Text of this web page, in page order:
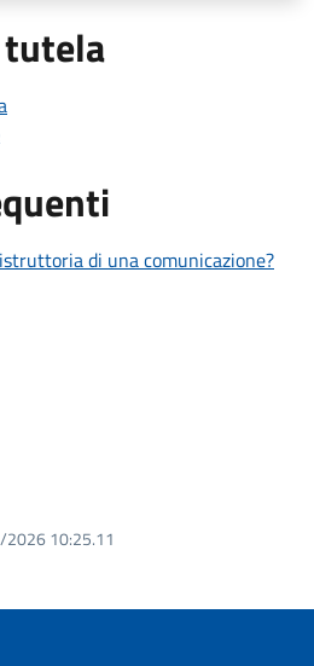
di una comunicazione?
10:25.11